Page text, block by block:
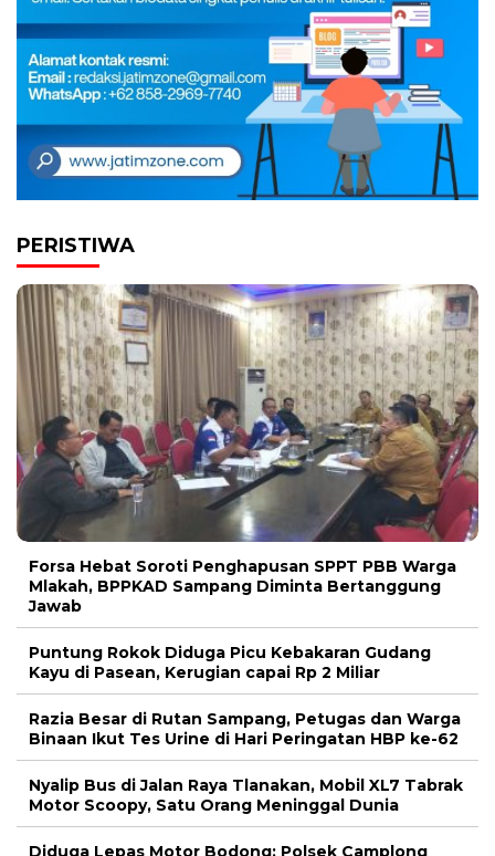
PERISTIWA
Forsa Hebat Soroti Penghapusan SPPT PBB Warga
Mlakah, BPPKAD Sampang Diminta Bertanggung
Jawab
Puntung Rokok Diduga Picu Kebakaran Gudang
Kayu di Pasean, Kerugian capai Rp 2 Miliar
Razia Besar di Rutan Sampang, Petugas dan Warga
Binaan Ikut Tes Urine di Hari Peringatan HBP ke-62
Nyalip Bus di Jalan Raya Tlanakan, Mobil XL7 Tabrak
Motor Scoopy, Satu Orang Meninggal Dunia
Diduga Lepas Motor Bodong: Polsek Camplong